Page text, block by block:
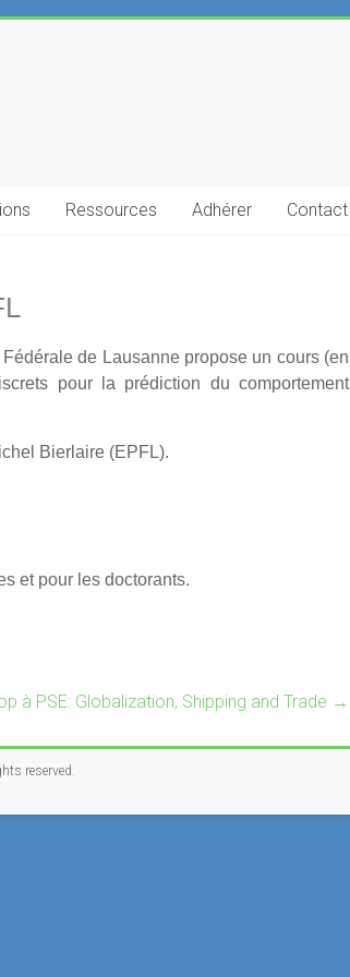
Ressources Adhérer Contact
de Lausanne propose un cours (en
pour la prédiction du comportement
Bierlaire (EPFL).
et pour les doctorants.
à PSE: Globalization, Shipping and Trade →
reserved.